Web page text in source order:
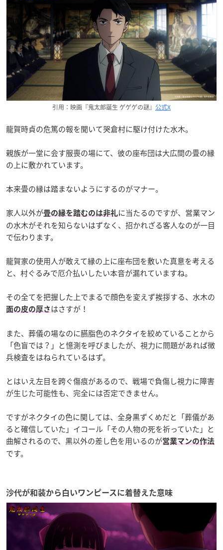
引用：映画『鬼太郎誕生 ゲゲゲの謎』 公式X
龍賀時貞の危篤の報を聞いて哭倉村に駆け付けた水木。
親族が一堂に会す服喪の場にて、彼の座布団は大広間の畳の縁
の上に敷かれています。
本来畳の縁は踏まないようにするのがマナー。
家人以外が畳の縁を踏むのは非礼に当たるのですが、営業マン
の水木がそれを知らないはずなく、招かれざる客人なのが一目
で伝わります。
龍賀家の使用人が敢えて縁の上に座布団を敷いた真意を考える
と、村ぐるみで厄介払いしたい本音が漏れていますね。
その全てを把握した上でまるで顔色を変えず挨拶する、水木の
面の皮の厚さ はさすが！
また、葬儀の場なのに臙脂色のネクタイを絞めていることから
「色盲では？」と憶測を呼びましたが、視力に問題があれば徴
兵検査をはねられているはず。
とはいえ左目を跨ぐ傷痕があるので、戦場で負傷し視力に障害
が生じた可能性も、完全には否定できません。
ですがネクタイの色に関しては、全身黒ずくめだと「葬儀があ
ると確信していた」イコール「その人物の死を祈っていた」と
曲解されるので、黒以外の差し色を用いるのが営業マンの作法
です。
沙代が和装から白いワンピースに着替えた意味